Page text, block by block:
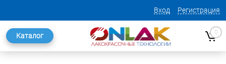
Вход Регистрация
Каталог 0